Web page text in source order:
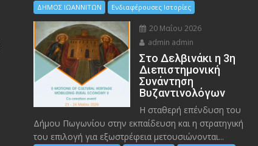
ΔΗΜΟΣ ΙΩΑΝΝΙΤΩΝ Ενδιαφέρουσες Ιστορίες
20 Μαΐου 2026
admin admin
Στο Δελβινάκι η 3η
Διεπιστημονική
Συνάντηση
Βυζαντινολόγων
Η σταθερή επένδυση του
Δήμου Πωγωνίου στην εκπαίδευση και η στρατηγική
του επιλογή για εξωστρέφεια μετουσιώνονται...